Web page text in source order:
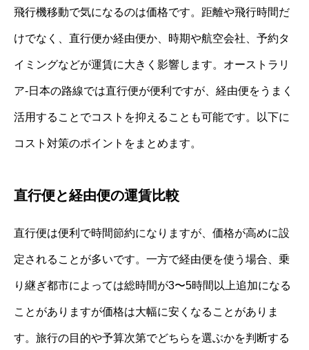
飛行機移動で気になるのは価格です。距離や飛行時間だ
けでなく、直行便か経由便か、時期や航空会社、予約タ
イミングなどが運賃に大きく影響します。オーストラリ
ア-日本の路線では直行便が便利ですが、経由便をうまく
活用することでコストを抑えることも可能です。以下に
コスト対策のポイントをまとめます。
直行便と経由便の運賃比較
直行便は便利で時間節約になりますが、価格が高めに設
定されることが多いです。一方で経由便を使う場合、乗
り継ぎ都市によっては総時間が3〜5時間以上追加になる
ことがありますが価格は大幅に安くなることがありま
す。旅行の目的や予算次第でどちらを選ぶかを判断する